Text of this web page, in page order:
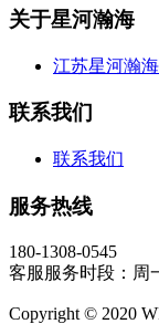
关于星河瀚海
江苏星河瀚
联系我们
联系我们
服务热线
180-1308-0545
客服服务时段：周
Copyright © 2020